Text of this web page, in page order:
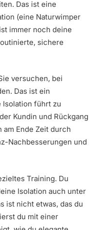
Das ist eine
(eine Naturwimper
immer noch deine
sichere
versuchen, bei
Das ist ein
Isolation führt zu
Kundin und Rückgang
am Ende Zeit durch
Nachbesserungen und
Training. Du
Isolation auch unter
ist nicht etwas, das du
du mit einer